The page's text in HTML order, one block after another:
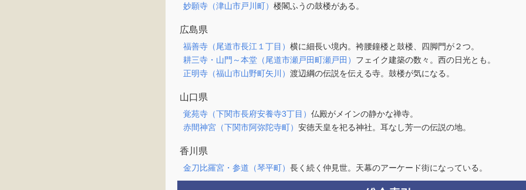
妙願寺（津山市戸川町） 楼閣ふうの鼓楼がある。
広島県
福善寺（尾道市長江１丁目） 横に細長い境内。袴腰鐘楼と鼓楼、四脚門が２つ。
耕三寺・山門～本堂（尾道市瀬戸田町瀬戸田） フェイク建築の数々。西の日光とも。
正明寺（福山市山野町矢川） 渡辺綱の伝説を伝える寺。鼓楼が気になる。
山口県
覚苑寺（下関市長府安養寺3丁目） 仏殿がメインの静かな禅寺。
赤間神宮（下関市阿弥陀寺町） 安徳天皇を祀る神社。耳なし芳一の伝説の地。
香川県
金刀比羅宮・参道（琴平町） 長く続く仲見世。天幕のアーケード街になっている。